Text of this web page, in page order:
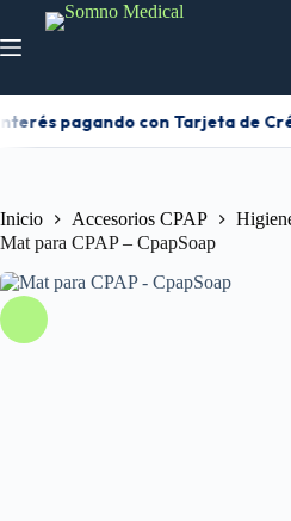
pagando con Tarjeta de
Inicio Accesorios CPAP
Mat para CPAP – CpapSoap